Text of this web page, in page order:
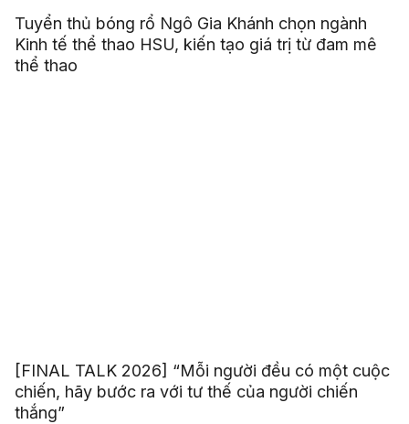
Tuyển thủ bóng rổ Ngô Gia Khánh chọn ngành
Kinh tế thể thao HSU, kiến tạo giá trị từ đam mê
thể thao
[FINAL TALK 2026] “Mỗi người đều có một cuộc
chiến, hãy bước ra với tư thế của người chiến
thắng”